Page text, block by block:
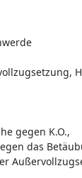
gegen K.O.,
das